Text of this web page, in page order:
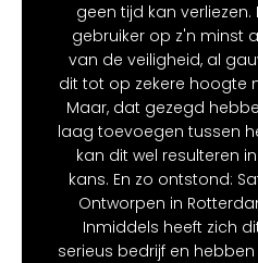
geen tijd kan
gebruiker op z'n minst
van de veiligheid, al
dit tot op zekere hoogte
Maar, dat gezegd
laag toevoegen tussen
kan dit wel resulteren
kans. En zo ontstond:
Ontworpen in
Inmiddels heeft zich
serieus bedrijf en